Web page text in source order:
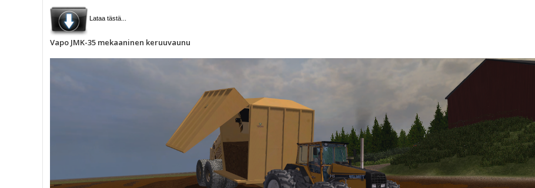
Lataa tästä...
Vapo JMK-35 mekaaninen keruuvaunu